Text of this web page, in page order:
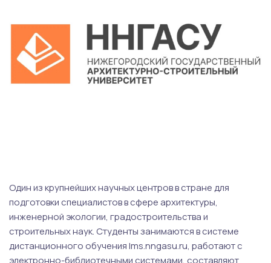
Один из крупнейших научных центров в стране для
подготовки специалистов в сфере архитектуры,
инженерной экологии, градостроительства и
строительных наук. Студенты занимаются в системе
дистанционного обучения lms.nngasu.ru, работают с
электронно-библиотечными системами, составляют